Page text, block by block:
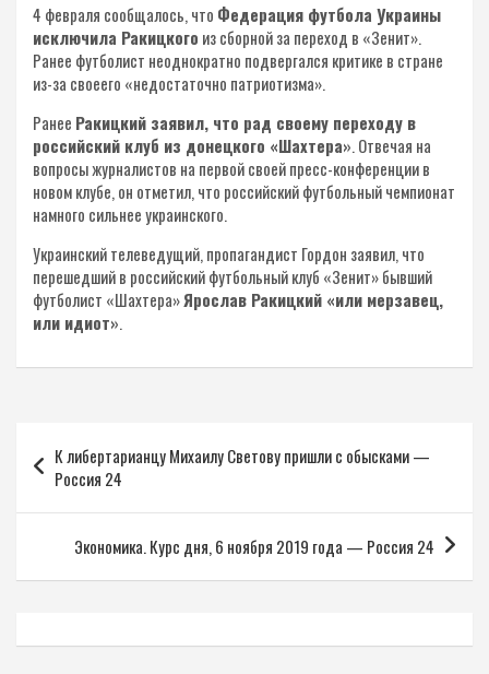
4 февраля сообщалось, что Федерация футбола Украины
исключила Ракицкого из сборной за переход в «Зенит».
Ранее футболист неоднократно подвергался критике в стране
из-за своеего «недостаточно патриотизма».
Ранее Ракицкий заявил, что рад своему переходу в
российский клуб из донецкого «Шахтера». Отвечая на
вопросы журналистов на первой своей пресс-конференции в
новом клубе, он отметил, что российский футбольный чемпионат
намного сильнее украинского.
Украинский телеведущий, пропагандист Гордон заявил, что
перешедший в российский футбольный клуб «Зенит» бывший
футболист «Шахтера»Ярослав Ракицкий «или мерзавец,
или идиот».
Навигация
по
записям
К либертарианцу Михаилу Светову пришли с обысками —
Россия 24
Экономика. Курс дня, 6 ноября 2019 года — Россия 24